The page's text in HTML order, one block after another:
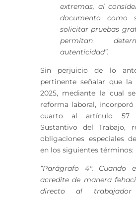
extremas, al
documento como
solicitar pruebas
permitan
autenticidad”.
Sin perjuicio de lo
pertinente señalar que la
2025, mediante la cual
reforma laboral, incorporó
cuarto al artículo 57
Sustantivo del Trabajo,
obligaciones especiales
en los siguientes términos:
“Parágrafo 4°. Cuando
acredite de manera
directo al